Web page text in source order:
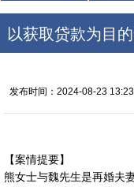
以获取贷款为目
发布时间：2024-08-23
【案情提要】
熊女士与魏先生是再婚夫